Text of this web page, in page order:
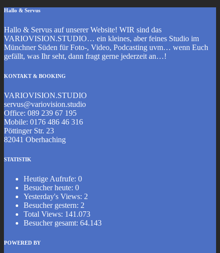
Hallo & Servus
Hallo & Servus auf unserer Website! WIR sind das
VARIOVISION.STUDIO… ein kleines, aber feines Studio im
Münchner Süden für Foto-, Video, Podcasting uvm… wenn Euch
gefällt, was Ihr seht, dann fragt gerne jederzeit an…!
KONTAKT & BOOKING
VARIOVISION.STUDIO
servus@variovision.studio
Office: 089 239 67 195
Mobile: 0176 486 46 316
Pöttinger Str. 23
82041 Oberhaching
STATISTIK
Heutige Aufrufe: 0
Besucher heute: 0
Yesterday's Views: 2
Besucher gestern: 2
Total Views: 141.073
Besucher gesamt: 64.143
POWERED BY